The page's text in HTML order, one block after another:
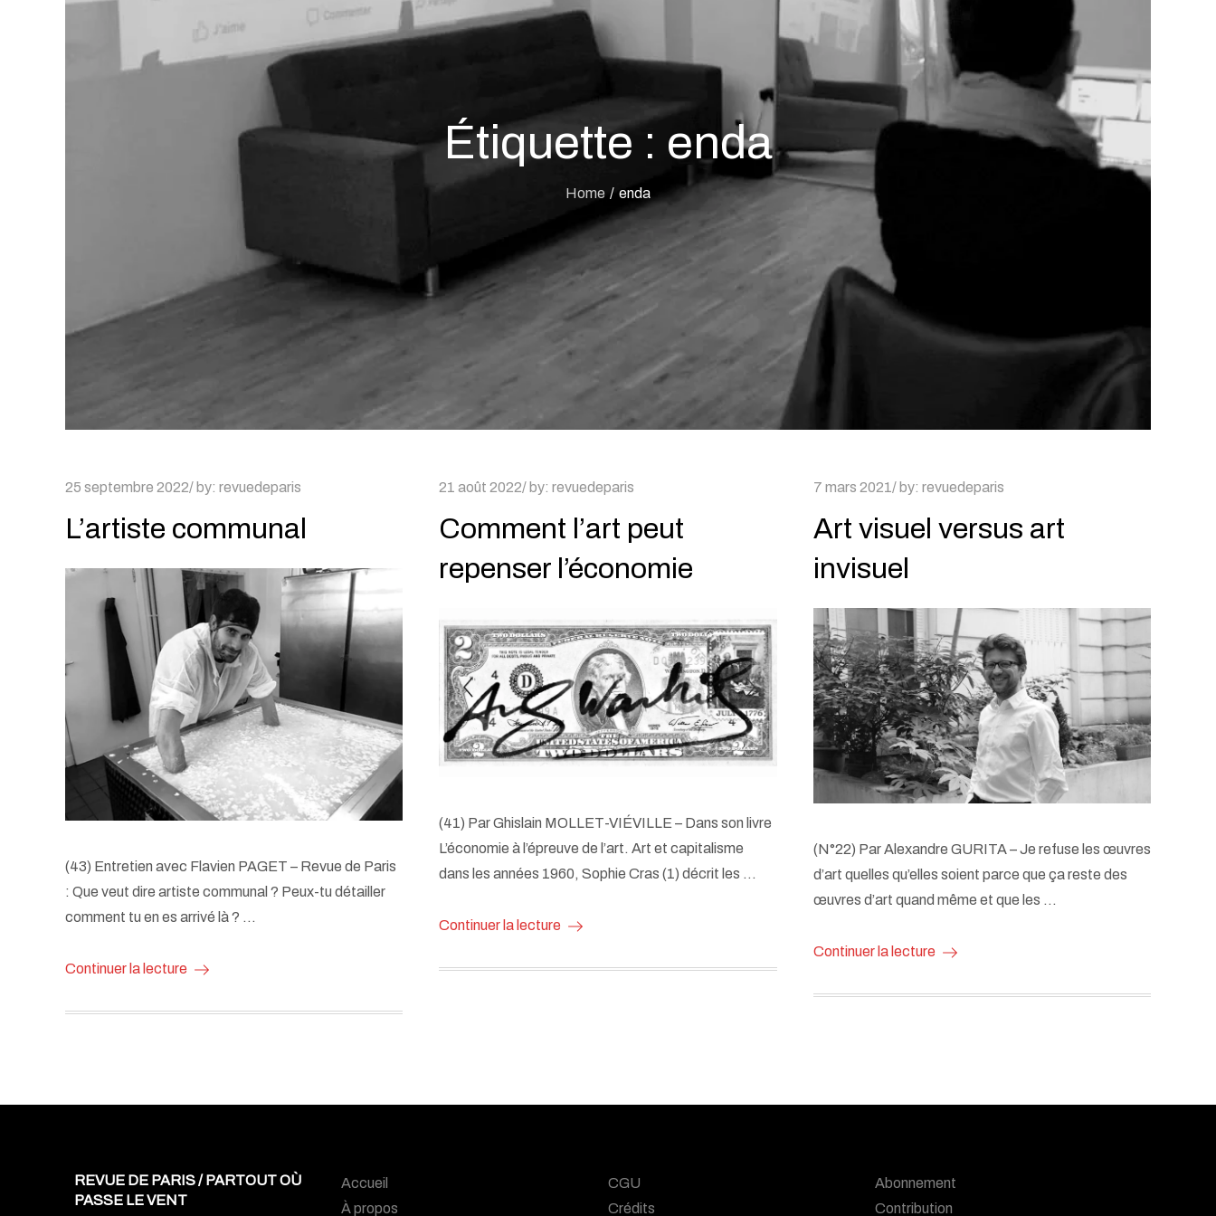
Étiquette : enda
Home enda
Posted
25 septembre 2022 by: revuedeparis
L’artiste communal
(43) Entretien avec Flavien PAGET – Revue de Paris
: Que veut dire artiste communal ? Peux-tu détailler
comment tu en es arrivé là ? …
Continuer la lecture
Posted
21 août 2022 by:revuedeparis
Comment l’art peut
repenser l’économie
(41) Par Ghislain MOLLET-VIÉVILLE – Dans son livre
L’économie à l’épreuve de l’art. Art et capitalisme
dans les années 1960, Sophie Cras (1) décrit les …
Continuer la lecture
Posted
7 mars 2021 by: revuedeparis
Art visuel versus art
invisuel
(N°22) Par Alexandre GURITA – Je refuse les œuvres
d’art quelles qu’elles soient parce que ça reste des
œuvres d’art quand même et que les …
Continuer la lecture
REVUE DE PARIS / PARTOUT OÙ
PASSE LE VENT
Accueil
À propos
CGU
Crédits
Abonnement
Contribution